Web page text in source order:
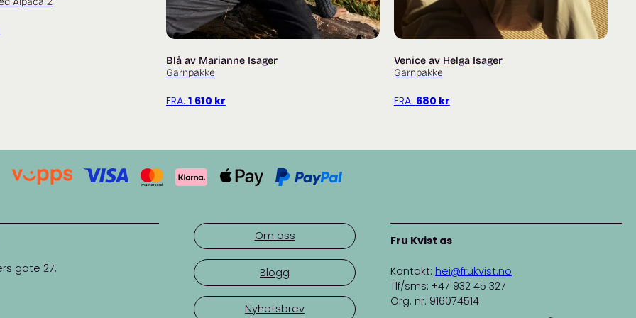
Blå av Marianne Isager
Garnpakke
FRA: 1 610 kr
Venice av Helga Isager
Garnpakke
FRA: 680 kr
gate 27,
Om oss
Blogg
Nyhetsbrev
Fru Kvist as
Kontakt: hei@frukvist.no
Tlf/sms: +47 932 45 327
Org. nr. 916074514